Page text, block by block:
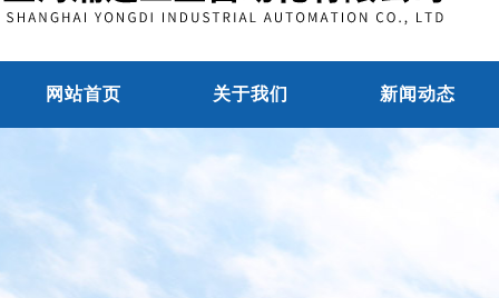
网站首页 关于我们 新闻动态